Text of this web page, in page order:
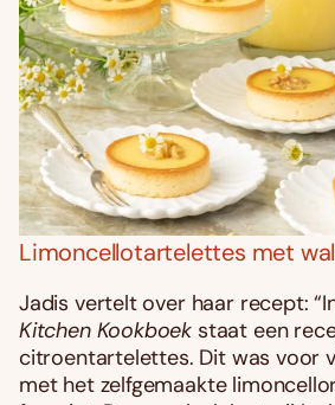
Limoncellotartelettes met
Jadis vertelt over haar recept:
Kitchen Kookboek staat een
citroentartelettes. Dit was voor
met het zelfgemaakte